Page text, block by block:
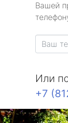
Вашей
Или
+7